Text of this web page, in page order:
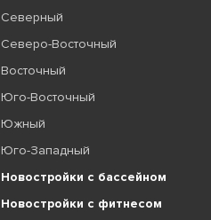
Северный
Северо-Восточный
Восточный
Юго-Восточный
Южный
Юго-Западный
Новостройки с бассейном
Новостройки с фитнесом